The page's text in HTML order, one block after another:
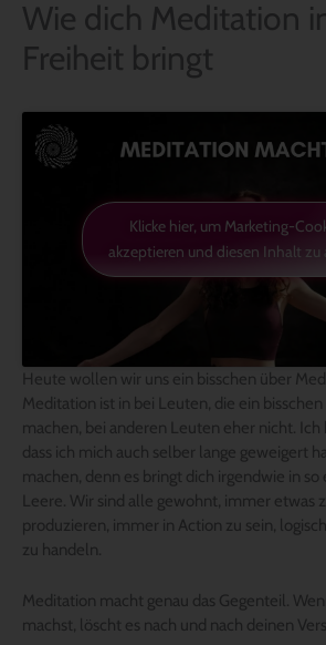
Wie dich Meditation
Freiheit bringt
Klicke hier, um Marketing-
akzeptieren und diesen Inhalt zu
Heute wollen wir uns ein bisschen über
Meditation ist in bei Leuten, die ein
machen, bei anderen Leuten eher nicht. Ich
dass ich mich auch selber lange geweigert
machen, denn es bringt dich irgendwie in so
Leere. Wir sind alle gewohnt, immer etwas
produzieren, immer in Action zu sein,
zu handeln.
Meditation macht genau das Gegenteil.
machst, löscht es nach und nach deinen